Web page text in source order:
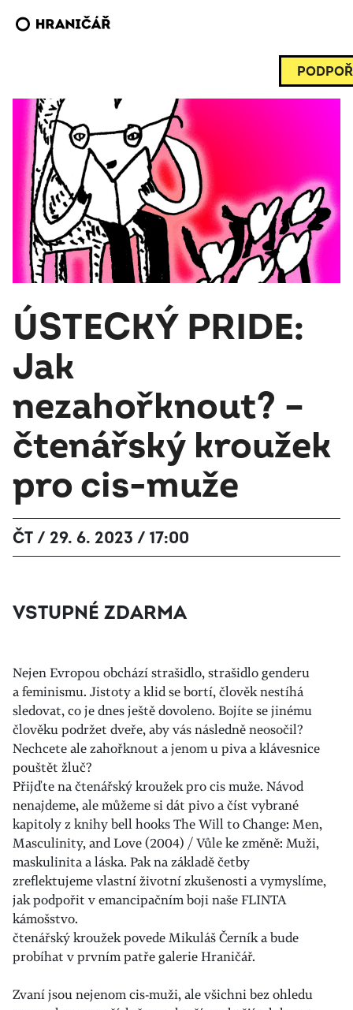
ÚSTECKÝ PRIDE:
Jak
nezahořknout? –
čtenářský kroužek
pro cis-muže
ČT / 29. 6. 2023 / 17:00
VSTUPNÉ ZDARMA
Nejen Evropou obchází strašidlo, strašidlo genderu
a feminismu. Jistoty a klid se bortí, člověk nestíhá
sledovat, co je dnes ještě dovoleno. Bojíte se jinému
člověku podržet dveře, aby vás následně neosočil?
Nechcete ale zahořknout a jenom u piva a klávesnice
pouštět žluč?
Přijďte na čtenářský kroužek pro cis muže. Návod
nenajdeme, ale můžeme si dát pivo a číst vybrané
kapitoly z knihy bell hooks The Will to Change: Men,
Masculinity, and Love (2004) / Vůle ke změně: Muži,
maskulinita a láska. Pak na základě četby
zreflektujeme vlastní životní zkušenosti a vymyslíme,
jak podpořit v emancipačním boji naše FLINTA
kámošstvo.
čtenářský kroužek povede Mikuláš Černík a bude
probíhat v prvním patře galerie Hraničář.
Zvaní jsou nejenom cis-muži, ale všichni bez ohledu